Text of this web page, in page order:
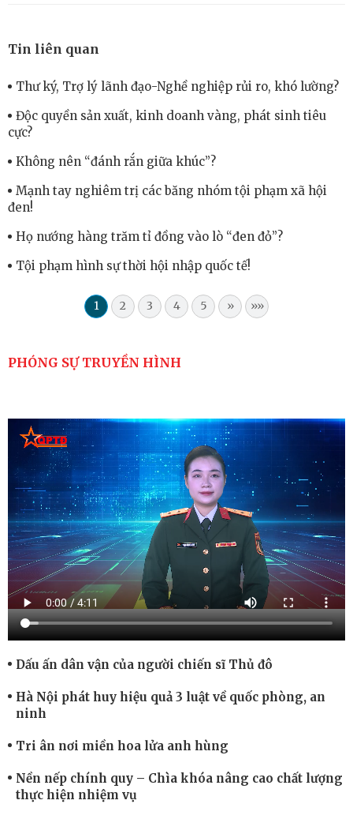
Tin liên quan
Thư ký, Trợ lý lãnh đạo-Nghề nghiệp rủi ro, khó lường?
Độc quyền sản xuất, kinh doanh vàng, phát sinh tiêu
cực?
Không nên “đánh rắn giữa khúc”?
Mạnh tay nghiêm trị các băng nhóm tội phạm xã hội
đen!
Họ nướng hàng trăm tỉ đồng vào lò “đen đỏ”?
Tội phạm hình sự thời hội nhập quốc tế!
1 2 3 4 5 » »»
PHÓNG SỰ TRUYỀN HÌNH
Dấu ấn dân vận của người chiến sĩ Thủ đô
Hà Nội phát huy hiệu quả 3 luật về quốc phòng, an
ninh
Tri ân nơi miền hoa lửa anh hùng
Nền nếp chính quy – Chìa khóa nâng cao chất lượng
thực hiện nhiệm vụ